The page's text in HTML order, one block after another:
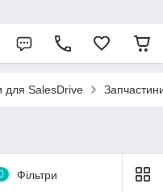
для SalesDrive
Фільтри